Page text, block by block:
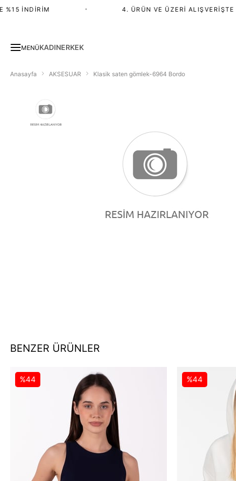
İNDIRIM 4. ÜRÜN VE ÜZERI ALIŞVERIŞTE
MENÜKADINERKEK
Anasayfa AKSESUAR Klasik saten gömlek-6964 Bordo
BENZER ÜRÜNLER
%44 %44